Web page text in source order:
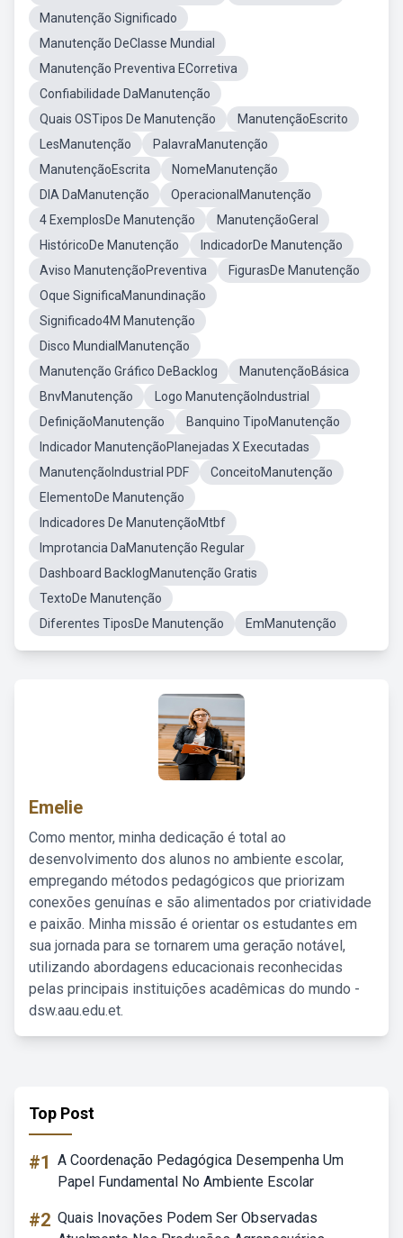
Manutenção Significado
Manutenção DeClasse Mundial
Manutenção Preventiva ECorretiva
Confiabilidade DaManutenção
Quais OSTipos De Manutenção
ManutençãoEscrito
LesManutenção
PalavraManutenção
ManutençãoEscrita
NomeManutenção
DIA DaManutenção
OperacionalManutenção
4 ExemplosDe Manutenção
ManutençãoGeral
HistóricoDe Manutenção
IndicadorDe Manutenção
Aviso ManutençãoPreventiva
FigurasDe Manutenção
Oque SignificaManundinação
Significado4M Manutenção
Disco MundialManutenção
Manutenção Gráfico DeBacklog
ManutençãoBásica
BnvManutenção
Logo ManutençãoIndustrial
DefiniçãoManutenção
Banquino TipoManutenção
Indicador ManutençãoPlanejadas X Executadas
ManutençãoIndustrial PDF
ConceitoManutenção
ElementoDe Manutenção
Indicadores De ManutençãoMtbf
Improtancia DaManutenção Regular
Dashboard BacklogManutenção Gratis
TextoDe Manutenção
Diferentes TiposDe Manutenção
EmManutenção
Emelie
Como mentor, minha dedicação é total ao
desenvolvimento dos alunos no ambiente escolar,
empregando métodos pedagógicos que priorizam
conexões genuínas e são alimentados por criatividade
e paixão. Minha missão é orientar os estudantes em
sua jornada para se tornarem uma geração notável,
utilizando abordagens educacionais reconhecidas
pelas principais instituições acadêmicas do mundo -
dsw.aau.edu.et.
Top Post
#1 A Coordenação Pedagógica Desempenha Um
Papel Fundamental No Ambiente Escolar
#2 Quais Inovações Podem Ser Observadas